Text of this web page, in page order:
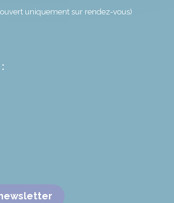
uniquement sur rendez-vous)